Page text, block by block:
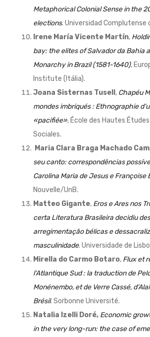
Metaphorical Colonial Sense in the
elections. Universidad Complutense
Irene María Vicente Martín,
bay: the elites of Salvador da Bahia
Monarchy in Brazil (1581-1640),
Institute (Itália).
Joana Sisternas Tusell , Chapéu
mondes imbriqués : Ethnographie
«pacifiée», École des Hautes
Sociales.
Maria Clara Braga Machado
seu canto: correspondências
Carolina Maria de Jesus e Françoise
Nouvelle/UnB.
Matteo Gigante, Eros e Ares nos
certa Literatura Brasileira decidiu
arregimentação bélicas e
masculinidade. Universidade de
Mirella do Carmo Botaro, Flux et
l’Atlantique Sud : la traduction de
Monénembo, et de Verre Cassé,
Brésil. Sorbonne Université.
Natalia Izelli Doré, Economic
in the very long-run: the case of